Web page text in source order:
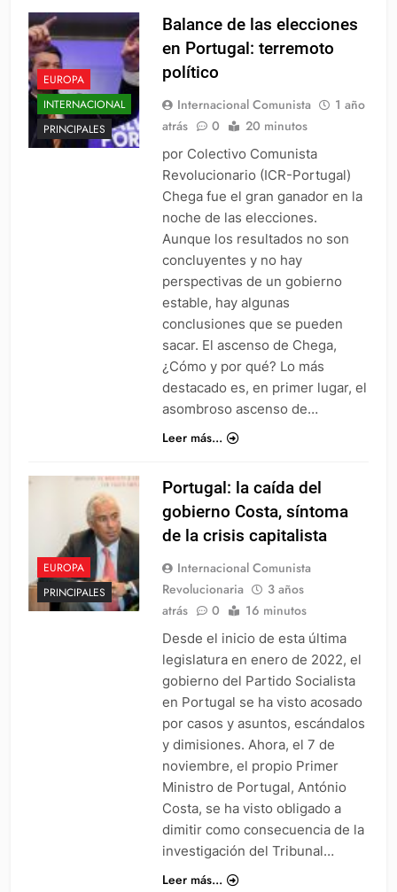
EUROPA
INTERNACIONAL
PRINCIPALES
Balance de las elecciones
en Portugal: terremoto
político
Internacional Comunista
1 año
atrás
0 20 minutos
por Colectivo Comunista
Revolucionario (ICR-Portugal)
Chega fue el gran ganador en la
noche de las elecciones.
Aunque los resultados no son
concluyentes y no hay
perspectivas de un gobierno
estable, hay algunas
conclusiones que se pueden
sacar. El ascenso de Chega,
¿Cómo y por qué? Lo más
destacado es, en primer lugar, el
asombroso ascenso de…
Leer más...
EUROPA
PRINCIPALES
Portugal: la caída del
gobierno Costa, síntoma
de la crisis capitalista
Internacional Comunista
Revolucionaria
3 años
atrás
0 16 minutos
Desde el inicio de esta última
legislatura en enero de 2022, el
gobierno del Partido Socialista
en Portugal se ha visto acosado
por casos y asuntos, escándalos
y dimisiones. Ahora, el 7 de
noviembre, el propio Primer
Ministro de Portugal, António
Costa, se ha visto obligado a
dimitir como consecuencia de la
investigación del Tribunal…
Leer más...